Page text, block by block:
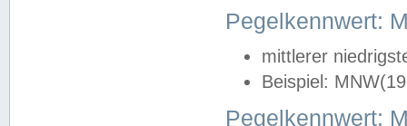
Pegelkennwert:
mittlerer
Beispiel:
Pegelkennwert: